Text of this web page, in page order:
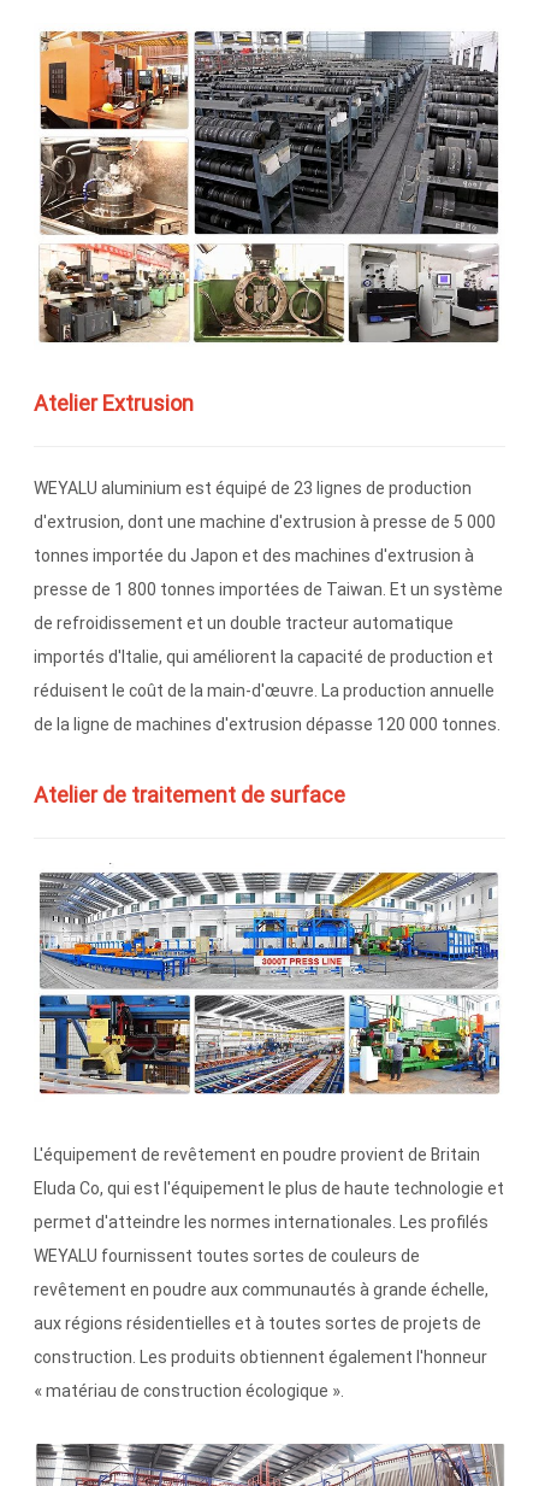
Atelier Extrusion
WEYALU aluminium est équipé de 23 lignes de production
d'extrusion, dont une machine d'extrusion à presse de 5 000
tonnes importée du Japon et des machines d'extrusion à
presse de 1 800 tonnes importées de Taiwan. Et un système
de refroidissement et un double tracteur automatique
importés d'Italie, qui améliorent la capacité de production et
réduisent le coût de la main-d'œuvre. La production annuelle
de la ligne de machines d'extrusion dépasse 120 000 tonnes.
Atelier de traitement de surface
L'équipement de revêtement en poudre provient de Britain
Eluda Co, qui est l'équipement le plus de haute technologie et
permet d'atteindre les normes internationales. Les profilés
WEYALU fournissent toutes sortes de couleurs de
revêtement en poudre aux communautés à grande échelle,
aux régions résidentielles et à toutes sortes de projets de
construction. Les produits obtiennent également l'honneur
« matériau de construction écologique ».